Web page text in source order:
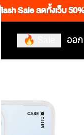
Flash Sale ลดทั้งเว็บ
🔥 Sale ออ